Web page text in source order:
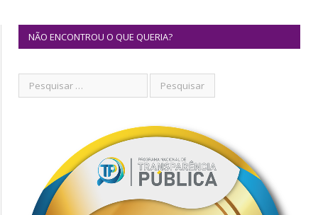
NÃO ENCONTROU O QUE QUERIA?